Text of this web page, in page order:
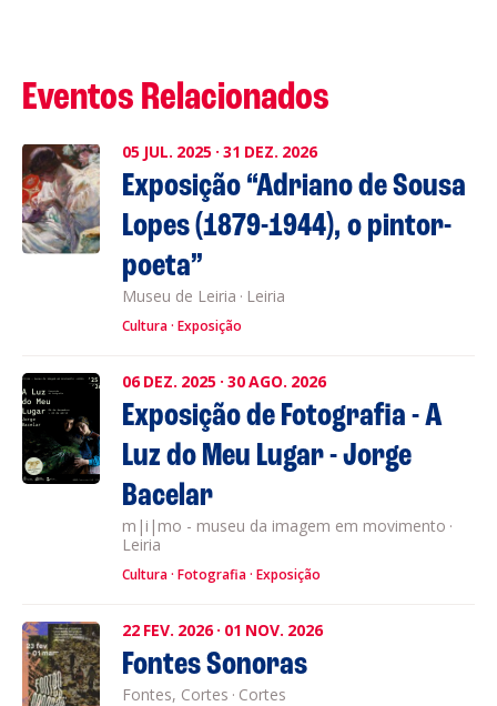
Eventos Relacionados
05 JUL. 2025 · 31 DEZ. 2026
Exposição “Adriano de Sousa
Lopes (1879-1944), o pintor-
poeta”
Museu de Leiria · Leiria
Cultura Exposição
06 DEZ. 2025 · 30AGO. 2026
Exposição de Fotografia - A
Luz do Meu Lugar - Jorge
Bacelar
m|i|mo - museu da imagem em movimento ·
Leiria
Cultura Fotografia Exposição
22 FEV. 2026 · 01 NOV. 2026
Fontes Sonoras
Fontes, Cortes · Cortes